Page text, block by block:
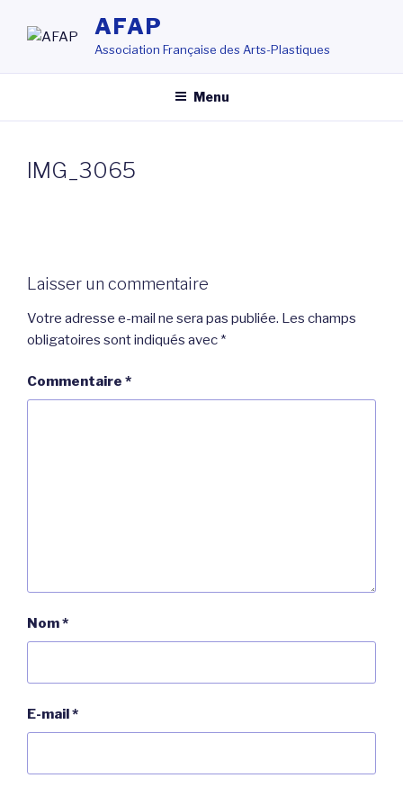
principal
AFAP
Association Française des Arts-Plastiques
Menu
IMG_3065
Laisser un commentaire
Votre adresse e-mail ne sera pas publiée. Les champs
obligatoires sont indiqués avec *
Commentaire *
Nom*
E-mail*